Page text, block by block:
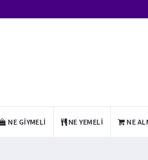
NE GIYMELI NE YEMELI NE